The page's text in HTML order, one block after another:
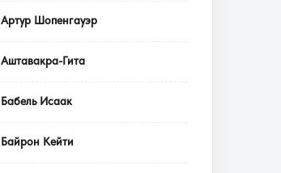
Артур Шопенгауэр
Аштавакра-Гита
Бабель Исаак
Байрон Кейти